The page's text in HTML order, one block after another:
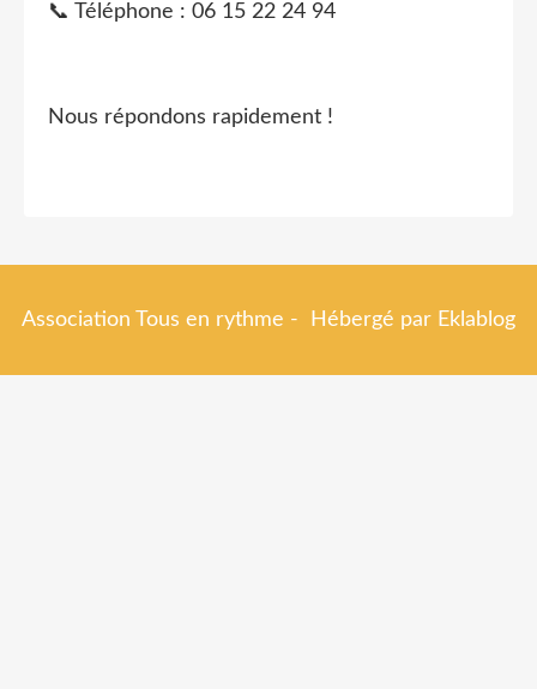
📞 Téléphone : 06 15 22 24 94
Nous répondons rapidement !
Association Tous en rythme - Hébergé par Eklablog